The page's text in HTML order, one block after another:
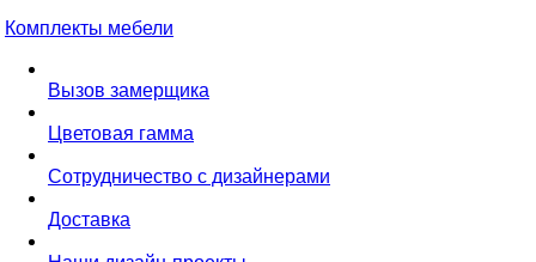
Комплекты мебели
Вызов замерщика
Цветовая гамма
Сотрудничество с дизайнерами
Доставка